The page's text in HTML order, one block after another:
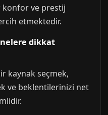
konfor ve prestij
etmektedir.
nelere dikkat
kaynak seçmek,
ve beklentilerinizi net